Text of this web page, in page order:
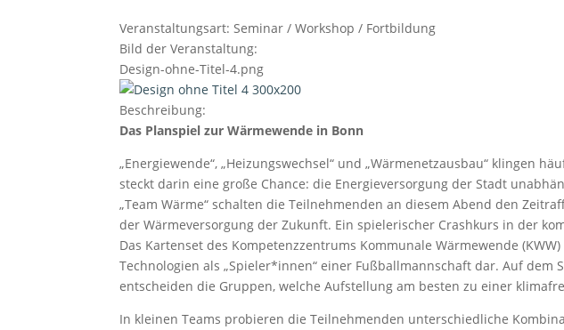
Veranstaltungsart:Seminar / Workshop / Fortbildung
Bild der Veranstaltung:
Design-ohne-Titel-4.png
Beschreibung:
Das Planspiel zur Wärmewende in Bonn
„Energiewende“, „Heizungswechsel“ und „Wärmenetzausbau“ klingen
steckt darin eine große Chance: die Energieversorgung der Stadt
„Team Wärme“ schalten die Teilnehmenden an diesem Abend den
der Wärmeversorgung der Zukunft. Ein spielerischer Crashkurs in der
Das Kartenset des Kompetenzzentrums Kommunale Wärmewende
Technologien als „Spieler*innen“ einer Fußballmannschaft dar. Auf dem
entscheiden die Gruppen, welche Aufstellung am besten zu einer
In kleinen Teams probieren die Teilnehmenden unterschiedliche